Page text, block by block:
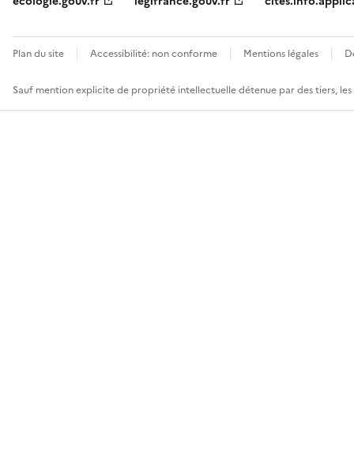
Plan du site Accessibilité: non conforme Mentions légales
Sauf mention explicite de propriété intellectuelle détenue par des tiers,